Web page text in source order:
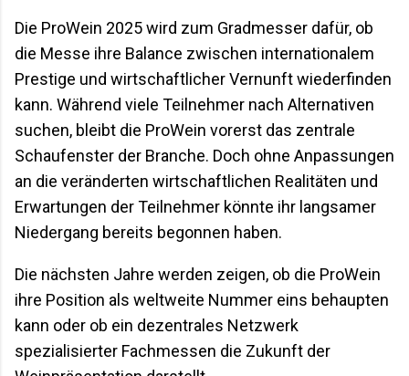
Die ProWein 2025 wird zum Gradmesser dafür, ob
die Messe ihre Balance zwischen internationalem
Prestige und wirtschaftlicher Vernunft wiederfinden
kann. Während viele Teilnehmer nach Alternativen
suchen, bleibt die ProWein vorerst das zentrale
Schaufenster der Branche. Doch ohne Anpassungen
an die veränderten wirtschaftlichen Realitäten und
Erwartungen der Teilnehmer könnte ihr langsamer
Niedergang bereits begonnen haben.
Die nächsten Jahre werden zeigen, ob die ProWein
ihre Position als weltweite Nummer eins behaupten
kann oder ob ein dezentrales Netzwerk
spezialisierter Fachmessen die Zukunft der